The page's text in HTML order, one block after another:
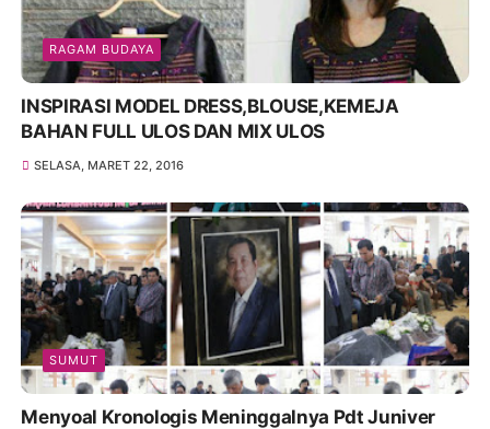
RAGAM BUDAYA
INSPIRASI MODEL DRESS,BLOUSE,KEMEJA
BAHAN FULL ULOS DAN MIX ULOS
SELASA, MARET 22, 2016
SUMUT
Menyoal Kronologis Meninggalnya Pdt Juniver